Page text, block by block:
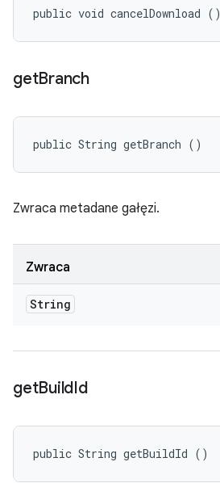
public void cancelDownload ()
getBranch
public String getBranch ()
Zwraca metadane gałęzi.
Zwraca
String
getBuildId
public String getBuildId ()